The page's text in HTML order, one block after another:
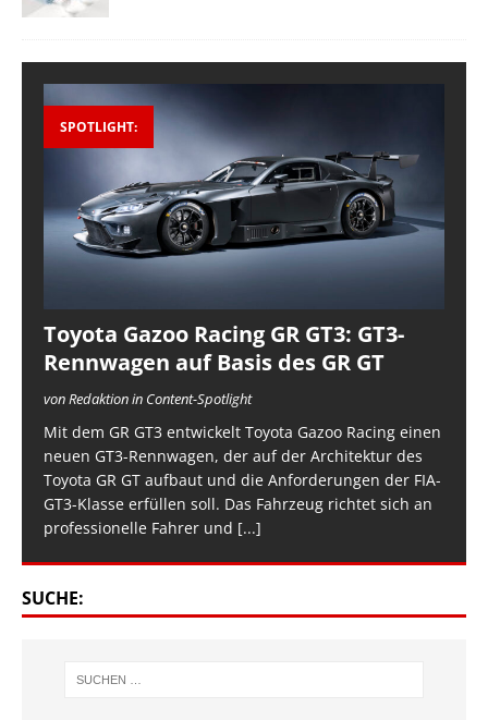
SPOTLIGHT:
Toyota Gazoo Racing GR GT3: GT3-
Rennwagen auf Basis des GR GT
von Redaktion in Content-Spotlight
Mit dem GR GT3 entwickelt Toyota Gazoo Racing einen
neuen GT3-Rennwagen, der auf der Architektur des
Toyota GR GT aufbaut und die Anforderungen der FIA-
GT3-Klasse erfüllen soll. Das Fahrzeug richtet sich an
professionelle Fahrer und [...]
SUCHE: